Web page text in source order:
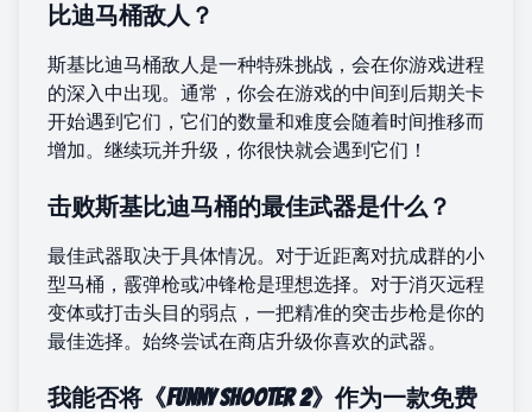
比迪马桶敌人？
斯基比迪马桶敌人是一种特殊挑战，会在你游戏进程
的深入中出现。通常，你会在游戏的中间到后期关卡
开始遇到它们，它们的数量和难度会随着时间推移而
增加。继续玩并升级，你很快就会遇到它们！
击败斯基比迪马桶的最佳武器是什么？
最佳武器取决于具体情况。对于近距离对抗成群的小
型马桶，霰弹枪或冲锋枪是理想选择。对于消灭远程
变体或打击头目的弱点，一把精准的突击步枪是你的
最佳选择。始终尝试在商店升级你喜欢的武器。
我能否将《Funny Shooter 2》作为一款免费